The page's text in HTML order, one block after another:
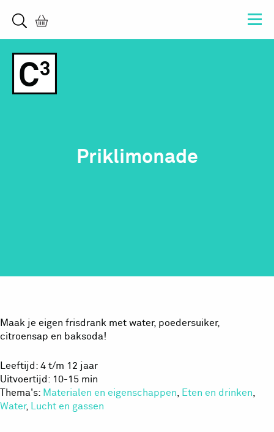
Priklimonade
Maak je eigen frisdrank met water, poedersuiker,
citroensap en baksoda!
Leeftijd: 4 t/m 12 jaar
Uitvoertijd: 10-15 min
Thema's: Materialen en eigenschappen Eten en drinken
Water, Lucht en gassen